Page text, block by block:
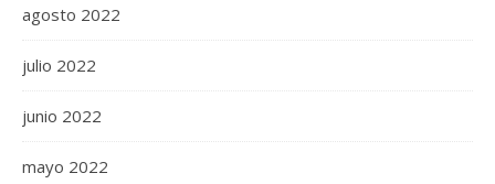
agosto 2022
julio 2022
junio 2022
mayo 2022